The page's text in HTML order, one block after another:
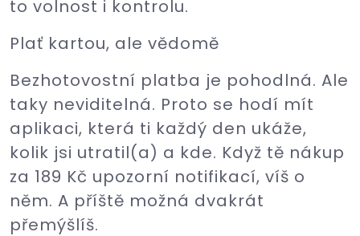
to volnost i kontrolu.
Plať kartou, ale vědomě
Bezhotovostní platba je pohodlná. Ale
taky neviditelná. Proto se hodí mít
aplikaci, která ti každý den ukáže,
kolik jsi utratil(a) a kde. Když tě nákup
za 189 Kč upozorní notifikací, víš o
něm. A příště možná dvakrát
přemýšlíš.